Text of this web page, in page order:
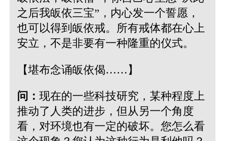
之后我皈依三宝”，内心发一个誓愿，
也可以得到皈依戒。所有戒体都在心上
安立，不是非要有一种隆重的仪式。
【堪布念诵皈依偈……】
问： 现在的一些科技研究，某种程度上
推动了人类的进步，但从另一个角度
看，对环境也有一定的破坏。您怎么看